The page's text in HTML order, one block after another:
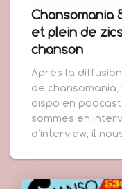
Chansomania
et plein de
chanson
Après la
de
dispo en
sommes en
d’interview, il